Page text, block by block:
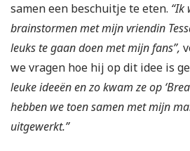
samen een beschuitje te eten. “Ik
brainstormen met mijn vriendin
leuks te gaan doen met mijn fans”,
we vragen hoe hij op dit idee is
leuke ideeën en zo kwam ze op
hebben we toen samen met mijn
uitgewerkt.”